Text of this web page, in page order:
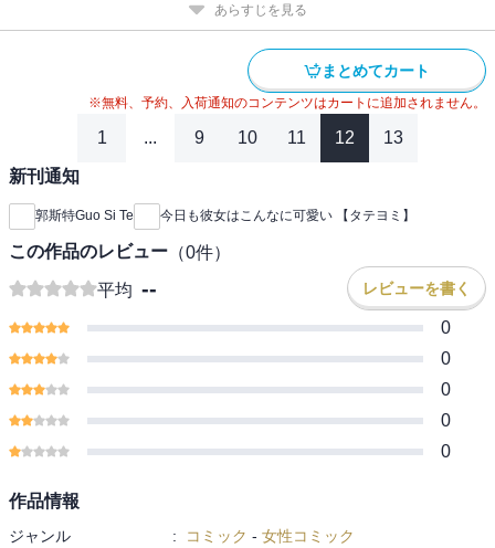
あらすじを見る
まとめてカート
※無料、予約、入荷通知のコンテンツはカートに追加されません。
1 ... 9 10 11 12 13
新刊通知
郭斯特Guo Si Te 今日も彼女はこんなに可愛い 【タテヨミ】
この作品のレビュー （0件）
平均 -- レビューを書く
0
0
0
0
0
作品情報
ジャンル : コミック - 女性コミック